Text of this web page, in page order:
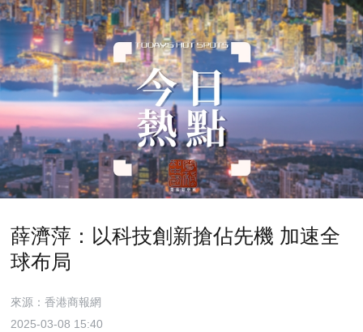
薛濟萍：以科技創新搶佔先機 加速全
球布局
來源：香港商報網
2025-03-08 15:40